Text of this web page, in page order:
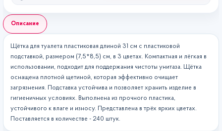
Описание
Щётка для туалета пластиковая длиной 31 см с пластиковой
подставкой, размером (7,5*8,5) см, в 3 цветах. Компактная и лёгкая в
использовании, подходит для поддержания чистоты унитаза. Щётка
оснащена плотной щетиной, которая эффективно очищает
загрязнения. Подставка устойчива и позволяет хранить изделие в
гигиеничных условиях. Выполнена из прочного пластика,
устойчивого к влаге и износу. Представлена в трёх ярких цветах.
Поставляется в количестве - 240 штук.